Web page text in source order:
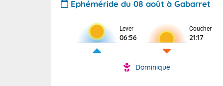
Pour la
Au niveau du
Tendance
hectopascals.
Température
Ephéméride du 08 août à Gabarret
Lever
06:56
Coucher
21:17
Dominique
Très
Maritimes
(26),